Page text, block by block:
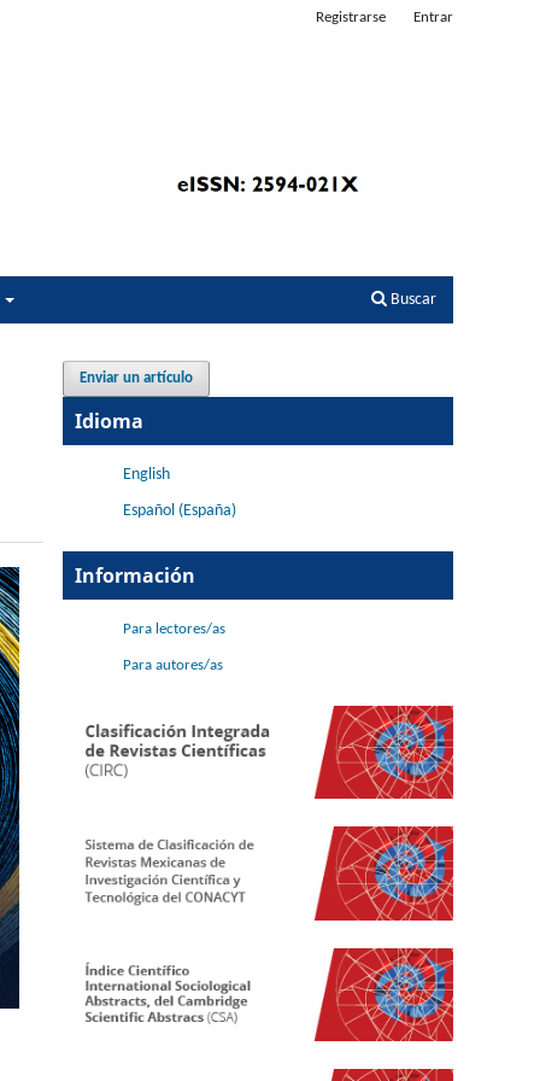
Buscar
Registrarse Entrar
Enviar un artículo
Idioma
English
Español (España)
Información
Para lectores/as
Para autores/as